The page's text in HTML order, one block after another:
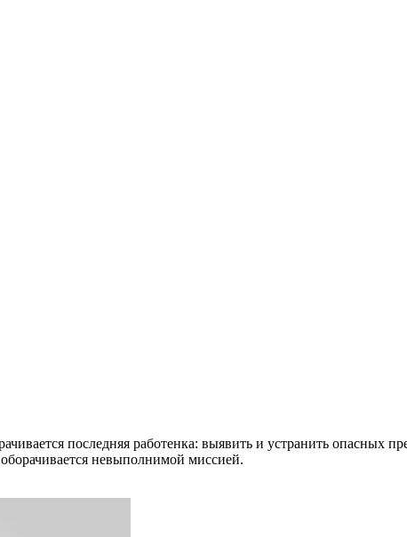
последняя работенка: выявить и устранить опасных
невыполнимой миссией.